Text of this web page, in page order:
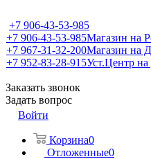
+7 906-43-53-985
+7 906-43-53-985Магазин на
+7 967-31-32-200Магазин на
+7 952-83-28-915Уст.Центр на
Заказать звонок
Задать вопрос
Войти
Корзина0
Отложенные0